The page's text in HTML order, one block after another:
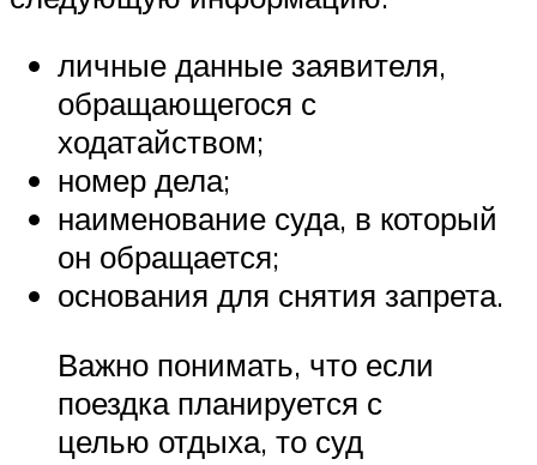
личные данные заявителя,
обращающегося с
ходатайством;
номер дела;
наименование суда, в который
он обращается;
основания для снятия запрета.
Важно понимать, что если
поездка планируется с
целью отдыха, то суд